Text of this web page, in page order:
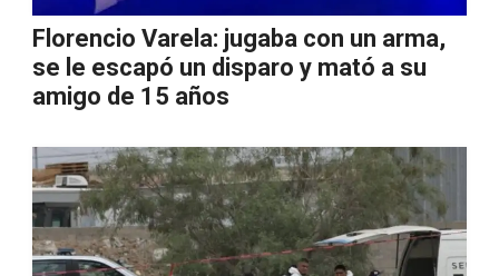
Florencio Varela: jugaba con un arma,
se le escapó un disparo y mató a su
amigo de 15 años